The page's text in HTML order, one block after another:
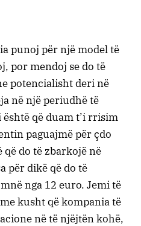
punoj për një model të
por mendoj se do të
potencialisht deri në
në një periudhë të
që duam t’i rrisim
paguajmë për çdo
që do të zbarkojë në
për dikë që do të
nga 12 euro. Jemi të
kusht që kompania të
në të njëjtën kohë,